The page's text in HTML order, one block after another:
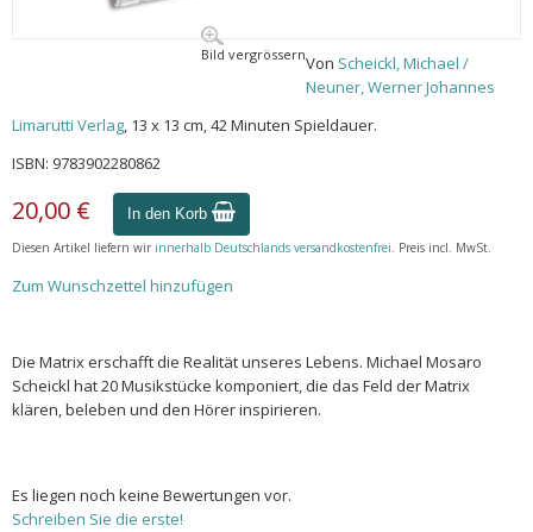
Bild vergrössernVon Scheickl, Michael /
Neuner, Werner Johannes
Limarutti Verlag, 13 x 13 cm, 42 Minuten Spieldauer.
ISBN: 9783902280862
20,00 € In den Korb
Diesen Artikel liefern wir innerhalb Deutschlands versandkostenfrei. Preis incl. MwSt.
Zum Wunschzettel hinzufügen
Die Matrix erschafft die Realität unseres Lebens. Michael Mosaro
Scheickl hat 20 Musikstücke komponiert, die das Feld der Matrix
klären, beleben und den Hörer inspirieren.
Es liegen noch keine Bewertungen vor.
Schreiben Sie die erste!